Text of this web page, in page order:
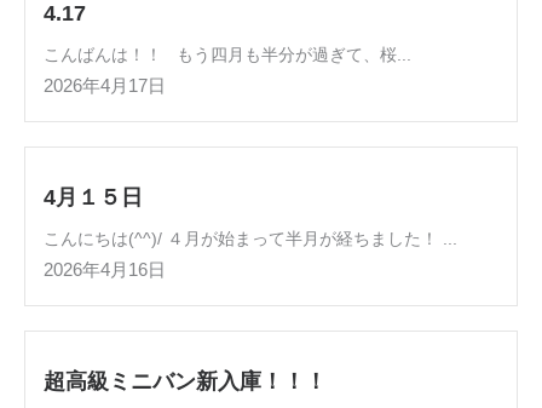
4.17
こんばんは！！ もう四月も半分が過ぎて、桜...
2026年4月17日
4月１５日
こんにちは(^^)/ ４月が始まって半月が経ちました！ ...
2026年4月16日
超高級ミニバン新入庫！！！